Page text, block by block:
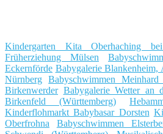
Kindergarten Kita Oberhaching
Früherziehung Mülsen
Eckernförde Babygalerie Blankenheim,
Nürnberg
Babyschwimmen
Birkenwerder Babygalerie Wetter an
Birkenfeld (Württemberg)
Kinderflohmarkt Babybasar Dorsten
Oberfrohna
Babyschwimmen